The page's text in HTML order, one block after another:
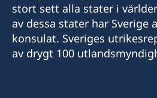
info@se-konsulat.li
Fax:
stort sett alla stater i
av dessa stater har Sverige
konsulat. Sveriges
av drygt 100